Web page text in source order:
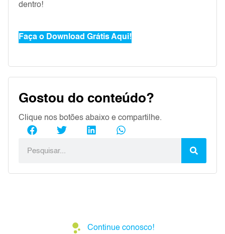
dentro!
Faça o Download Grátis Aqui!
Gostou do conteúdo?
Clique nos botões abaixo e compartilhe.
Continue conosco!